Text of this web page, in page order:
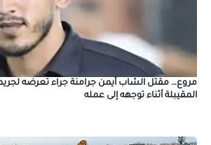
مروع… مقتل الشاب أيمن جرامنة جراء تعرضه
المقيبلة أثناء توجهه إلى عمله